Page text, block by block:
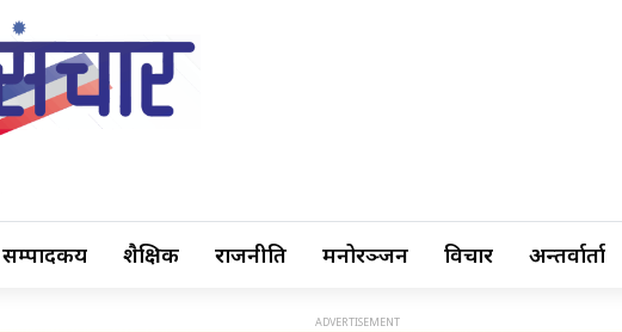
सम्पादकीय शैक्षिक राजनीति मनोरञ्जन विचार अन्तर्वार्ता